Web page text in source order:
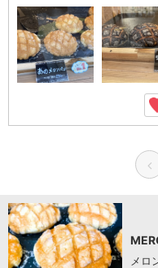
メロ